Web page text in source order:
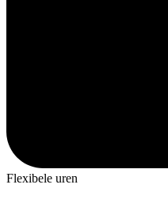
Flexibele uren